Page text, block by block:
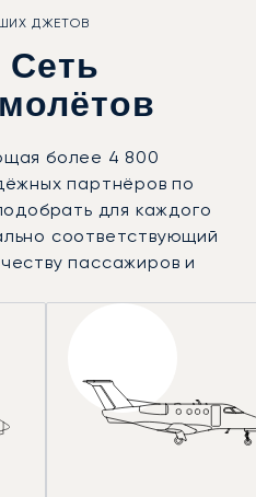
ДЖЕТОВ
Сеть
более 4 800
партнёров по
для каждого
соответствующий
пассажиров и